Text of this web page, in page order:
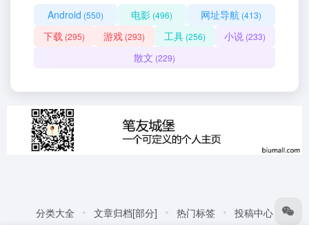
Android (550) 电影 (496) 网址导航 (413)
下载 (295) 游戏 (293) 工具(256) 小说 (233)
散文 (229)
分类大全 文章归档[部分] 热门标签 投稿中心